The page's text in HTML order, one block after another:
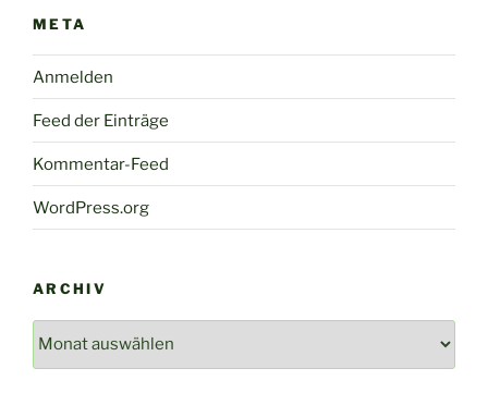
META
Anmelden
Feed der Einträge
Kommentar-Feed
WordPress.org
ARCHIV
Archiv